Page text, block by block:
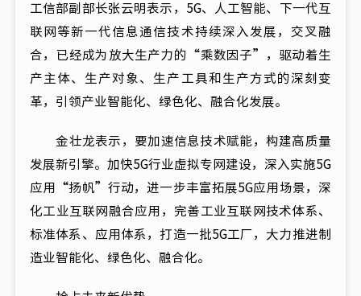
工信部副部长张云明表示，5G、人工智能、下一代互
联网等新一代信息通信技术持续深入发展，交叉融
合，已经成为放大生产力的“乘数因子”，驱动着生
产主体、生产对象、生产工具和生产方式的深刻变
革，引领产业智能化、绿色化、融合化发展。
金壮龙表示，要加速信息技术赋能，构建高质量
发展新引擎。加快5G行业虚拟专网建设，深入实施5G
应用“扬帆”行动，进一步丰富拓展5G应用场景，深
化工业互联网融合应用，完善工业互联网技术体系、
标准体系、应用体系，打造一批5G工厂，大力推进制
造业智能化、绿色化、融合化。